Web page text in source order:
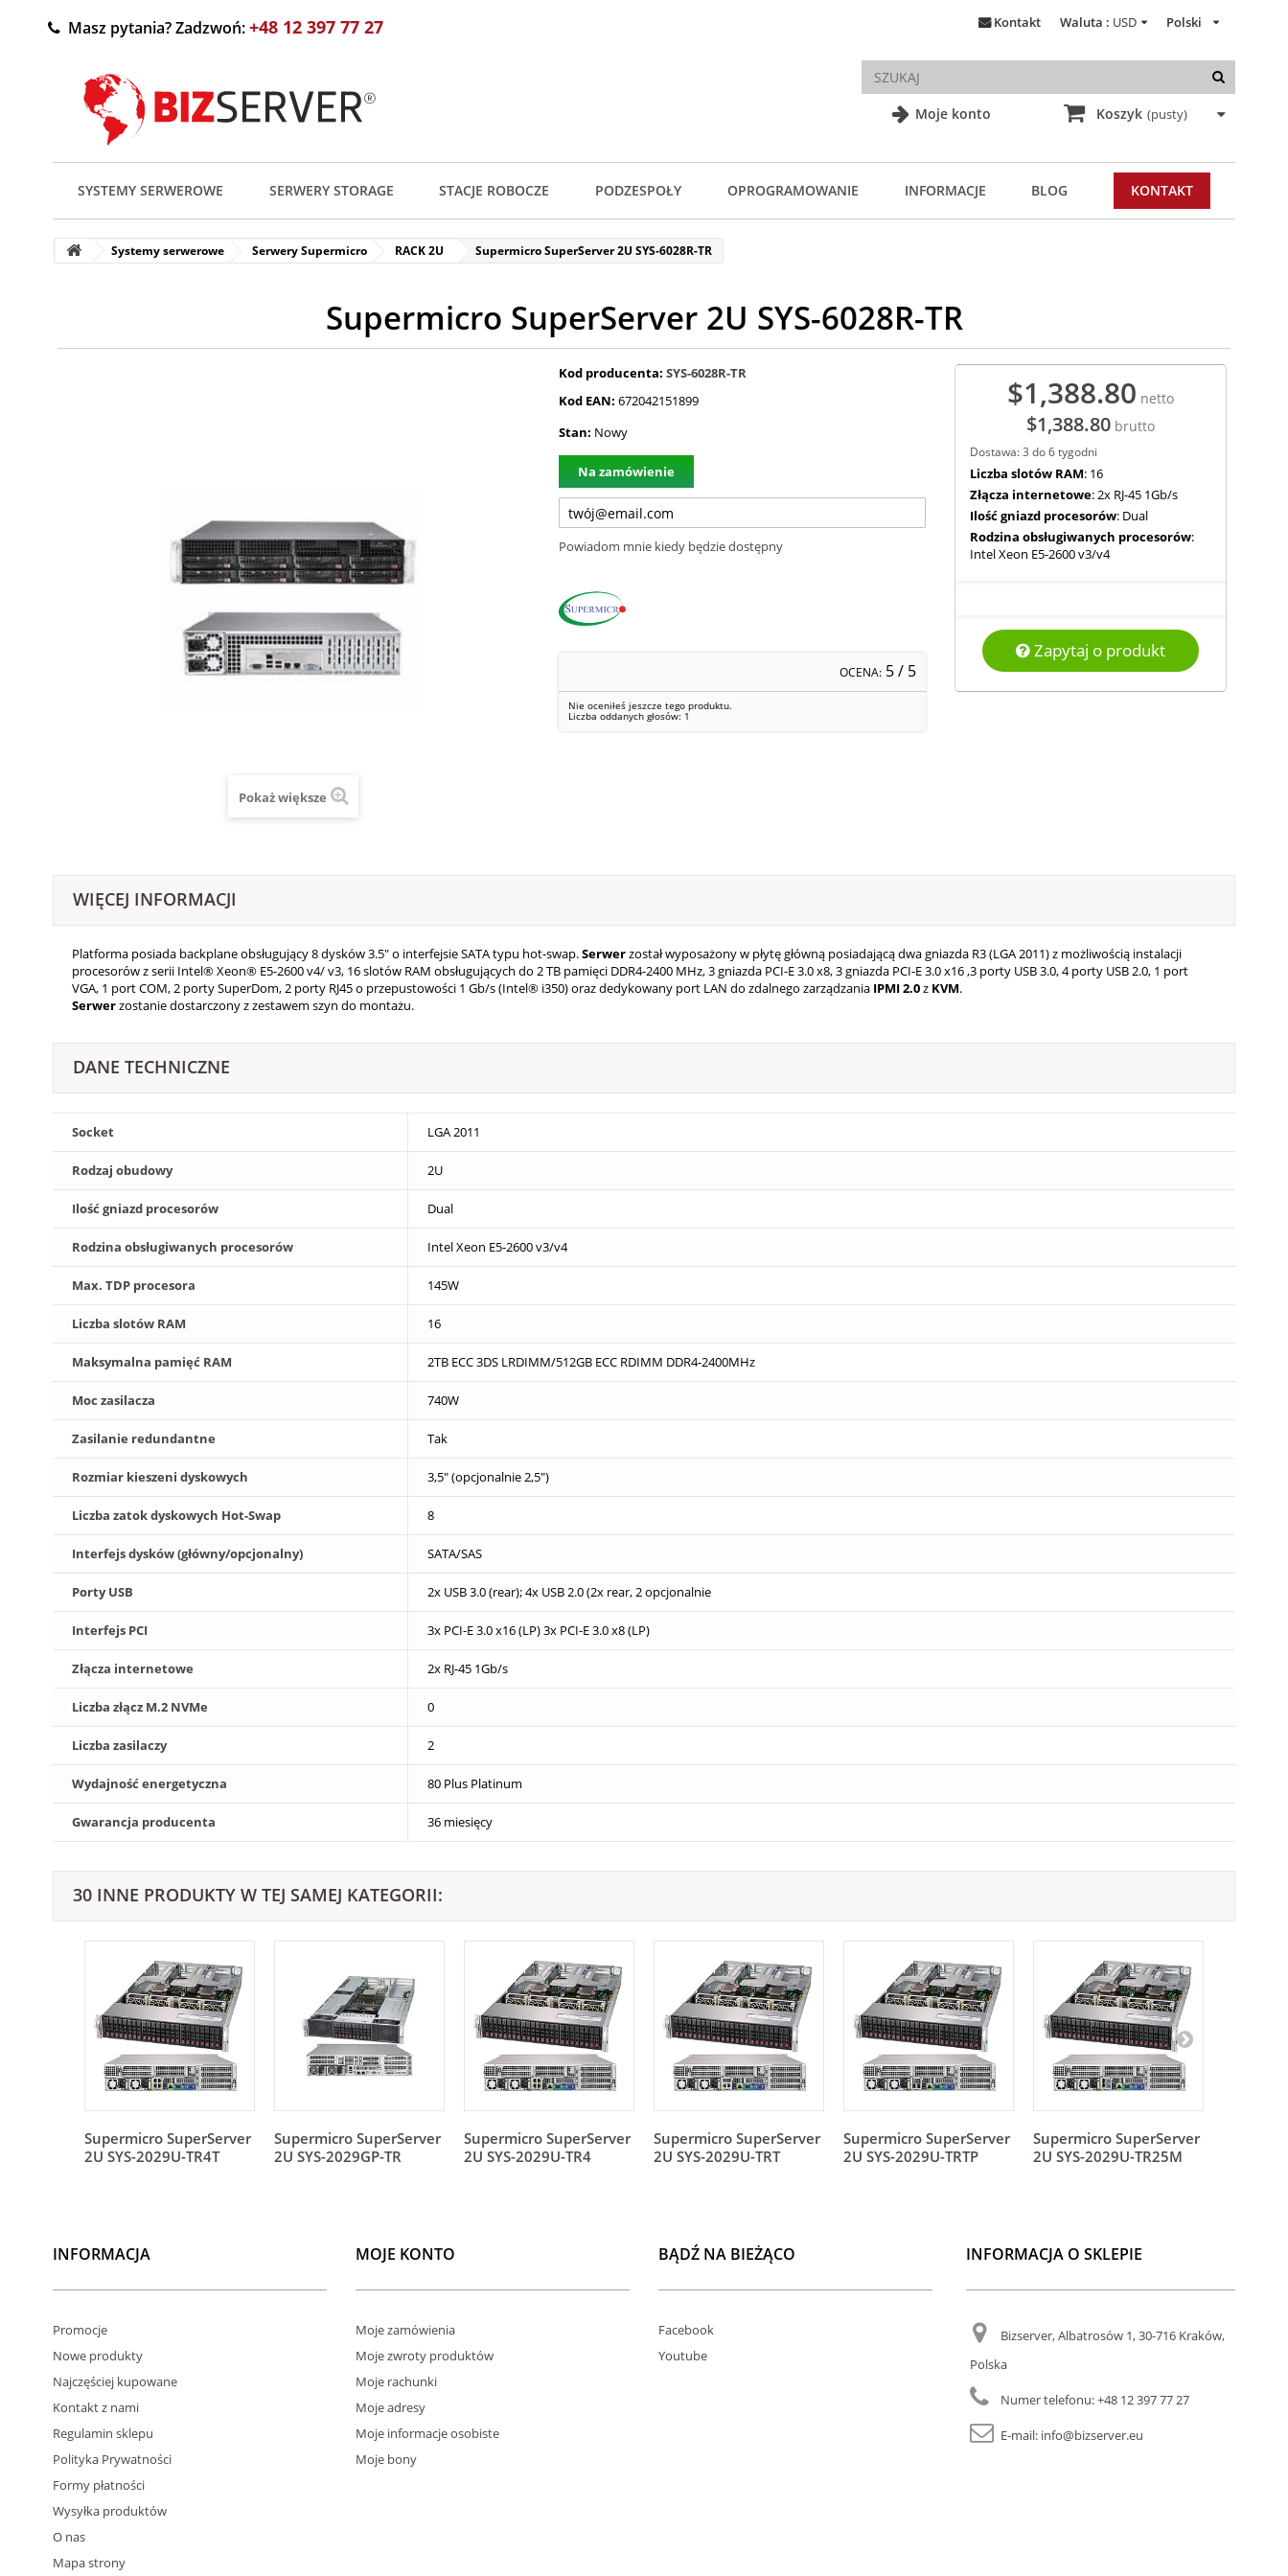
Moje konto
Polski
Waluta : USD
Kontakt
Masz pytania? Zadzwoń:+48 12 397 77 27
Koszyk (pusty)
SYSTEMY SERWEROWE SERWERY STORAGE STACJE ROBOCZE PODZESPOŁY OPROGRAMOWANIE INFORMACJE BLOG KONTAKT
Systemy serwerowe Serwery Supermicro RACK 2U Supermicro SuperServer 2U SYS-6028R-TR
Supermicro SuperServer 2U SYS-6028R-TR
Pokaż większe
Kod producenta: SYS-6028R-TR
Kod EAN: 672042151899
Stan: Nowy
Na zamówienie
Powiadom mnie kiedy będzie dostępny
OCENA: 5/ 5
Nie oceniłeś jeszcze tego produktu.
Liczba oddanych głosów: 1
$1,388.80 netto
$1,388.80 brutto
Dostawa: 3 do 6 tygodni
Liczba slotów RAM: 16
Złącza internetowe: 2x RJ-45 1Gb/s
Ilość gniazd procesorów: Dual
Rodzina obsługiwanych procesorów:
Intel Xeon E5-2600 v3/v4
Zapytaj o produkt
WIĘCEJ INFORMACJI
Platforma posiada backplane obsługujący 8 dysków 3.5" o interfejsie SATA typu hot-swap.Serwerzostał wyposażony w płytę główną posiadającą dwa gniazda R3 (LGA 2011) z możliwością instalacji
procesorów z serii Intel® Xeon® E5-2600 v4/ v3, 16 slotów RAM obsługujących do 2 TB pamięci DDR4-2400 MHz, 3 gniazda PCI-E 3.0 x8, 3 gniazda PCI-E 3.0 x16 ,3 porty USB 3.0, 4 porty USB 2.0, 1 port
VGA, 1 port COM, 2 porty SuperDom, 2 porty RJ45 o przepustowości 1 Gb/s (Intel® i350) oraz dedykowany port LAN do zdalnego zarządzania IPMI 2.0z KVM.
Serwerzostanie dostarczony z zestawem szyn do montażu.
DANE TECHNICZNE
Socket LGA 2011
Rodzaj obudowy 2U
Ilość gniazd procesorów Dual
Rodzina obsługiwanych procesorów Intel Xeon E5-2600 v3/v4
Max. TDP procesora 145W
Liczba slotów RAM 16
Maksymalna pamięć RAM 2TB ECC 3DS LRDIMM/512GB ECC RDIMM DDR4-2400MHz
Moc zasilacza 740W
Zasilanie redundantne Tak
Rozmiar kieszeni dyskowych 3,5" (opcjonalnie 2,5")
Liczba zatok dyskowych Hot-Swap 8
Interfejs dysków (główny/opcjonalny) SATA/SAS
Porty USB 2x USB 3.0 (rear); 4x USB 2.0 (2x rear, 2 opcjonalnie
Interfejs PCI 3x PCI-E 3.0 x16 (LP) 3x PCI-E 3.0 x8 (LP)
Złącza internetowe 2x RJ-45 1Gb/s
Liczba złącz M.2 NVMe 0
Liczba zasilaczy 2
Wydajność energetyczna 80 Plus Platinum
Gwarancja producenta 36 miesięcy
30 INNE PRODUKTY W TEJ SAMEJ KATEGORII:
Supermicro SuperServer
2U SYS-2029U-TR4T
Supermicro SuperServer
2U SYS-2029GP-TR
Supermicro SuperServer
2U SYS-2029U-TR4
Supermicro SuperServer
2U SYS-2029U-TRT
Supermicro SuperServer
2U SYS-2029U-TRTP
Supermicro SuperServer
2U SYS-2029U-TR25M
INFORMACJA
Promocje
Nowe produkty
Najczęściej kupowane
Kontakt z nami
Regulamin sklepu
Polityka Prywatności
Formy płatności
Wysyłka produktów
O nas
Mapa strony
MOJE KONTO
Moje zamówienia
Moje zwroty produktów
Moje rachunki
Moje adresy
Moje informacje osobiste
Moje bony
BĄDŹ NA BIEŻĄCO
Facebook
Youtube
INFORMACJA O SKLEPIE
Bizserver, Albatrosów 1, 30-716 Kraków,
Polska
Numer telefonu:+48 12 397 77 27
E-mail: info@bizserver.eu